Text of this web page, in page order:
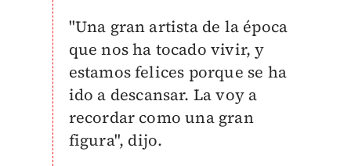
"Una gran artista de la época
que nos ha tocado vivir, y
estamos felices porque se ha
ido a descansar. La voy a
recordar como una gran
figura", dijo.